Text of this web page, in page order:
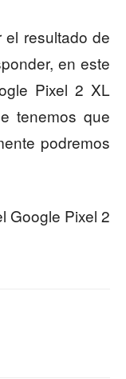
resultado de
en este
Pixel 2 XL
tenemos que
podremos
Google Pixel 2